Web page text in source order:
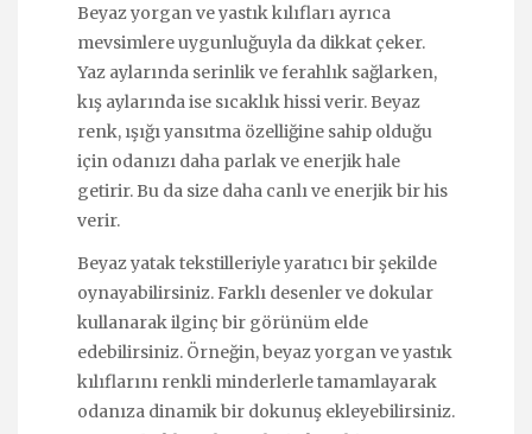
Beyaz yorgan ve yastık kılıfları ayrıca
mevsimlere uygunluğuyla da dikkat çeker.
Yaz aylarında serinlik ve ferahlık sağlarken,
kış aylarında ise sıcaklık hissi verir. Beyaz
renk, ışığı yansıtma özelliğine sahip olduğu
için odanızı daha parlak ve enerjik hale
getirir. Bu da size daha canlı ve enerjik bir his
verir.
Beyaz yatak tekstilleriyle yaratıcı bir şekilde
oynayabilirsiniz. Farklı desenler ve dokular
kullanarak ilginç bir görünüm elde
edebilirsiniz. Örneğin, beyaz yorgan ve yastık
kılıflarını renkli minderlerle tamamlayarak
odanıza dinamik bir dokunuş ekleyebilirsiniz.